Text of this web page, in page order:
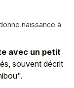
naissance à
avec un petit
souvent décrit